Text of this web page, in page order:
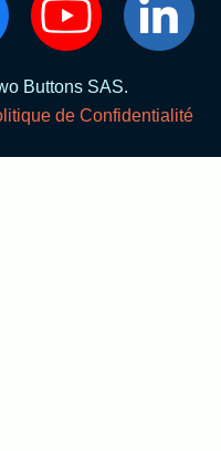
Buttons SAS.
de Confidentialité